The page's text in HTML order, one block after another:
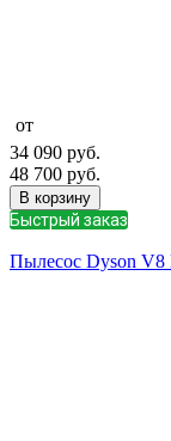
от
34 090 руб.
48 700 руб.
В корзину
Быстрый заказ
Пылесос Dyson